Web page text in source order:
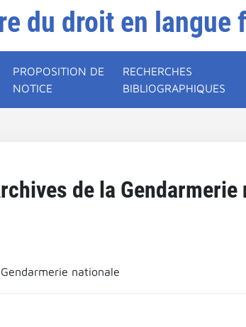
du droit en langue
PROPOSITION DE
NOTICE
RECHERCHES
BIBLIOGRAPHIQUES
de la Gendarmerie
nationale